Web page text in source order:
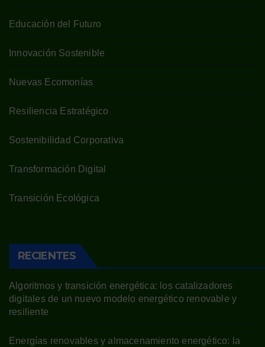
Educación del Futuro
Innovación Sostenible
Nuevas Ecomonías
Resiliencia Estratégico
Sostenibilidad Corporativa
Transformación Digital
Transición Ecológica
RECIENTES
Algoritmos y transición energética: los catalizadores
digitales de un nuevo modelo energético renovable y
resiliente
Energías renovables y almacenamiento energético: la